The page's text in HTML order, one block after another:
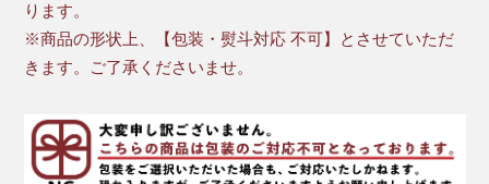
ります。
※商品の形状上、【包装・熨斗対応 不可】とさせていただ
きます。ご了承くださいませ。